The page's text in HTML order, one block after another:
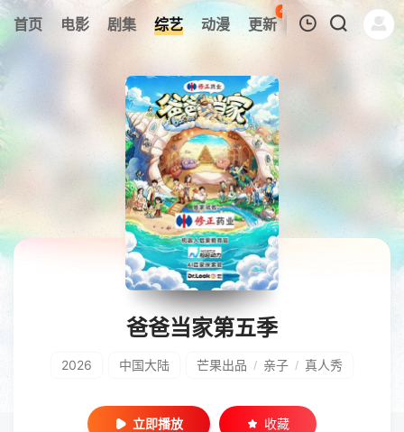
首页 电影 剧集 综艺 动漫 更新
45
热榜 APP
我的观影记录
暂无观看影片的记录
爸爸当家第五季
2026 中国大陆 芒果出品 / 亲子 / 真人秀
立即播放 收藏